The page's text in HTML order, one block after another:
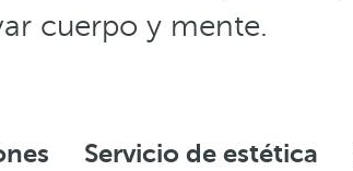
cuerpo y mente.
Servicio de estética